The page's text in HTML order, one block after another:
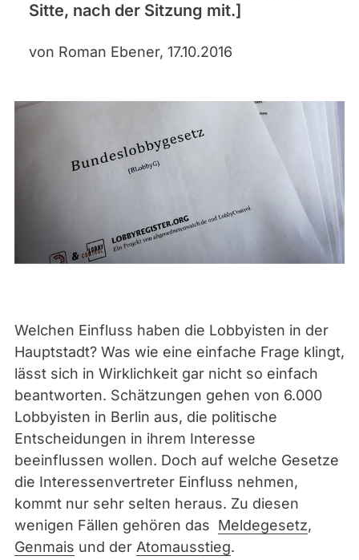
Sitte, nach der Sitzung mit.]
von Roman Ebener, 17.10.2016
Welchen Einfluss haben die Lobbyisten in der
Hauptstadt? Was wie eine einfache Frage klingt,
lässt sich in Wirklichkeit gar nicht so einfach
beantworten. Schätzungen gehen von 6.000
Lobbyisten in Berlin aus, die politische
Entscheidungen in ihrem Interesse
beeinflussen wollen. Doch auf welche Gesetze
die Interessenvertreter Einfluss nehmen,
kommt nur sehr selten heraus. Zu diesen
wenigen Fällen gehören das Meldegesetz,
Genmais und der Atomausstieg.